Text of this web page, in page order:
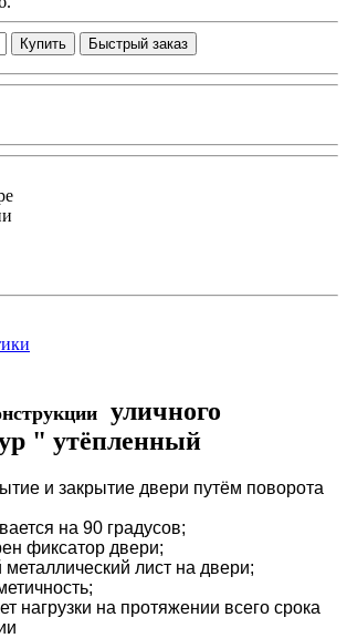
Купить Быстрый заказ
уличного
" утёпленный
и закрытие двери путём поворота
на 90 градусов;
фиксатор двери;
лист на двери;
нагрузки на протяжении всего срока